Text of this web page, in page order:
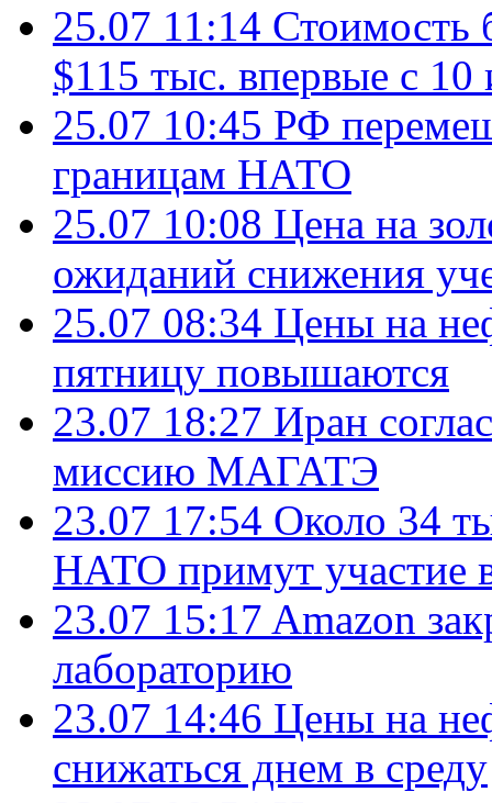
25.07 11:14 Стоимость
$115 тыс. впервые с 10
25.07 10:45 РФ
границам НАТО
25.07 10:08 Цена на
ожиданий снижения
25.07 08:34 Цены на
пятницу повышаются
23.07 18:27 Иран
миссию МАГАТЭ
23.07 17:54 Около 34
НАТО примут участие
23.07 15:17 Amazon
лабораторию
23.07 14:46 Цены на
снижаться днем в среду